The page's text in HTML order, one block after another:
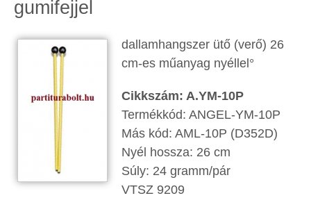
gumifejjel
dallamhangszer ütő (verő) 26
cm-es műanyag nyéllel°
Cikkszám: A.YM-10P
Termékkód: ANGEL-YM-10P
Más kód: AML-10P (D352D)
Nyél hossza: 26 cm
Súly: 24 gramm/pár
VTSZ 9209